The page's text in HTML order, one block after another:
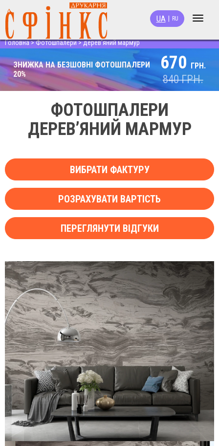
Toggle
UA RU
Головна>Фотошпалери>дерев'яний мармур
ЗНИЖКА НА БЕЗШОВНІ ФОТОШПАЛЕРИ
20%
670 ГРН.
840ГРН.
ФОТОШПАЛЕРИ
ДЕРЕВ’ЯНИЙ МАРМУР
ВИБРАТИ ФАКТУРУ
РОЗРАХУВАТИ ВАРТІСТЬ
ПЕРЕГЛЯНУТИ ВІДГУКИ